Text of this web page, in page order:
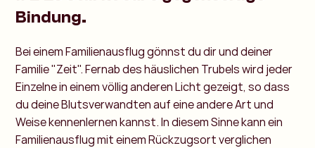
Bindung.
Bei einem Familienausflug gönnst du dir und deiner
Familie "Zeit". Fernab des häuslichen Trubels wird jeder
Einzelne in einem völlig anderen Licht gezeigt, so dass
du deine Blutsverwandten auf eine andere Art und
Weise kennenlernen kannst. In diesem Sinne kann ein
Familienausflug mit einem Rückzugsort verglichen